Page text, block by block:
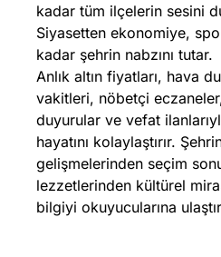
kadar tüm ilçelerin sesini
Siyasetten ekonomiye,
kadar şehrin nabzını tutar.
Anlık altın fiyatları, hava
vakitleri, nöbetçi
duyurular ve vefat
hayatını kolaylaştırır.
gelişmelerinden seçim
lezzetlerinden kültürel
bilgiyi okuyucularına